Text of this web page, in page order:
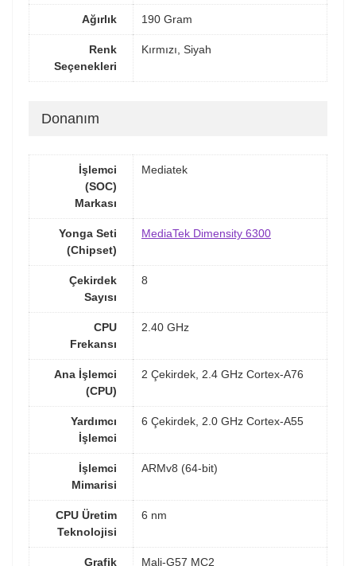
Ağırlık 190 Gram
Renk
Seçenekleri
Kırmızı, Siyah
Donanım
İşlemci
(SOC)
Markası
Mediatek
Yonga Seti
(Chipset)
MediaTek Dimensity 6300
Çekirdek
Sayısı
8
CPU
Frekansı
2.40 GHz
Ana İşlemci
(CPU)
2 Çekirdek, 2.4 GHz Cortex-A76
Yardımcı
İşlemci
6 Çekirdek, 2.0 GHz Cortex-A55
İşlemci
Mimarisi
ARMv8 (64-bit)
CPU Üretim
Teknolojisi
6 nm
Grafik Mali-G57 MC2